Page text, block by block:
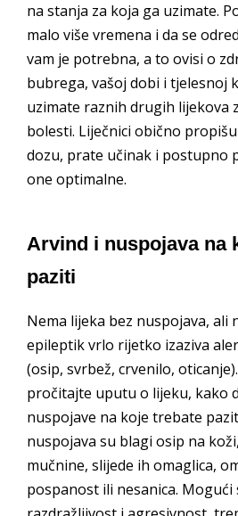
na stanja za koja ga uzimate.
malo više vremena i da se
vam je potrebna, a to ovisi o
bubrega, vašoj dobi i tjelesnoj
uzimate raznih drugih lijekova
bolesti. Liječnici obično
dozu, prate učinak i postupno
one optimalne.
Arvind i nuspojava na
paziti
Nema lijeka bez nuspojava, ali
epileptik vrlo rijetko izaziva
(osip, svrbež, crvenilo,
pročitajte uputu o lijeku, kako
nuspojave na koje trebate
nuspojava su blagi osip na
mučnine, slijede ih omaglica,
pospanost ili nesanica. Mogući